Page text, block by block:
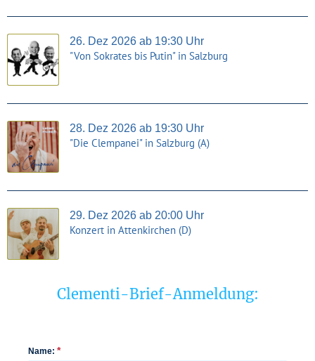
26. Dez 2026 ab 19:30 Uhr
"Von Sokrates bis Putin" in Salzburg
28. Dez 2026 ab 19:30 Uhr
"Die Clempanei" in Salzburg (A)
29. Dez 2026 ab 20:00 Uhr
Konzert in Attenkirchen (D)
Clementi-Brief-Anmeldung:
Name: *